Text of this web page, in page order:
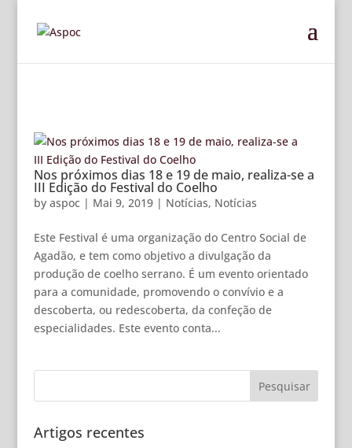
Nos próximos dias 18 e 19 de maio, realiza-se a
III Edição do Festival do Coelho
by aspoc| Mai 9, 2019| Notícias, Notícias
Este Festival é uma organização do Centro Social de
Agadão, e tem como objetivo a divulgação da
produção de coelho serrano. É um evento orientado
para a comunidade, promovendo o convívio e a
descoberta, ou redescoberta, da confeção de
especialidades. Este evento conta...
Artigos recentes